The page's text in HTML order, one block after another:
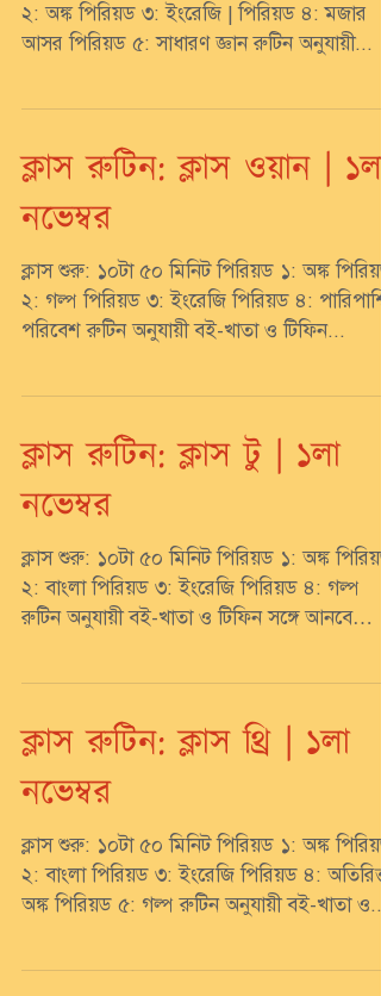
২: অঙ্ক পিরিয়ড ৩: ইংরেজি | পিরিয়ড ৪: মজার
আসর পিরিয়ড ৫: সাধারণ জ্ঞান রুটিন অনুযায়ী...
ক্লাস রুটিন: ক্লাস ওয়ান | ১লা
নভেম্বর
ক্লাস শুরু: ১০টা ৫০ মিনিট পিরিয়ড ১: অঙ্ক পিরিয়ড
২: গল্প পিরিয়ড ৩: ইংরেজি পিরিয়ড ৪:
পরিবেশ রুটিন অনুযায়ী বই-খাতা ও টিফিন...
ক্লাস রুটিন: ক্লাস টু | ১লা
নভেম্বর
ক্লাস শুরু: ১০টা ৫০ মিনিট পিরিয়ড ১: অঙ্ক পিরিয়ড
২: বাংলা পিরিয়ড ৩: ইংরেজি পিরিয়ড ৪: গল্প
রুটিন অনুযায়ী বই-খাতা ও টিফিন সঙ্গে আনবে
ক্লাস রুটিন: ক্লাস থ্রি | ১লা
নভেম্বর
ক্লাস শুরু: ১০টা ৫০ মিনিট পিরিয়ড ১: অঙ্ক পিরিয়ড
২: বাংলা পিরিয়ড ৩: ইংরেজি পিরিয়ড ৪: অতিরিক্ত
অঙ্ক পিরিয়ড ৫: গল্প রুটিন অনুযায়ী বই-খাতা ও...